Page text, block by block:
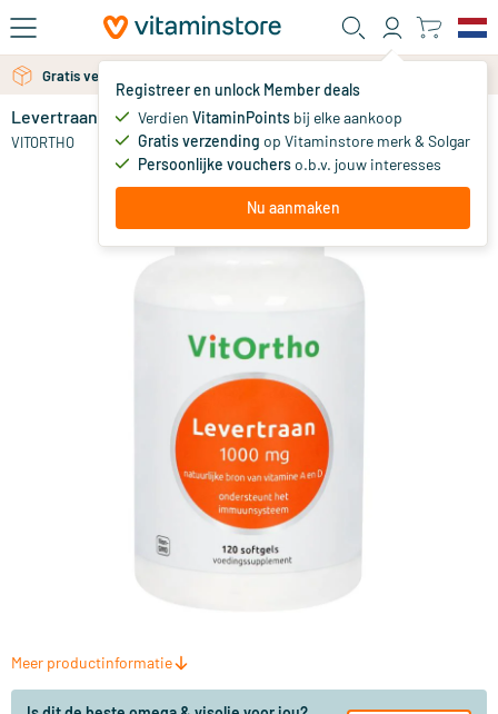
Ga naar de hoofdinhoud
Registreer en unlock Member deals
Verdien VitaminPoints bij elke aankoop
Gratis verzending op Vitaminstore merk & Solgar
Persoonlijke voucherso.b.v. jouw interesses
Nu aanmaken
Gratis verzending vanaf 25 euro
Levertraan 1000 mg
VITORTHO 16.
Meer productinformatie